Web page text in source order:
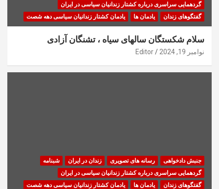
گردهمایی سراسری درباره کشتار زندانیان سیاسی در ایران
گفتگوهای زندان
یادمان ها یادمان کشتار زندانیان سیاسی دهه شصت
سلام شکستگان سالهای سیاه ، تشنگان آزادی
نوامبر 19, 2024 Editor
جنبش دادخواهی رسانه های تصویری زندان در ایران
شبنامه
گردهمایی سراسری درباره کشتار زندانیان سیاسی در ایران
گفتگوهای زندان
یادمان ها یادمان کشتار زندانیان سیاسی دهه شصت